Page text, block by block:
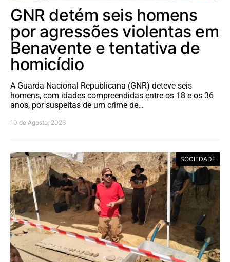
GNR detém seis homens
por agressões violentas em
Benavente e tentativa de
homicídio
A Guarda Nacional Republicana (GNR) deteve seis
homens, com idades compreendidas entre os 18 e os 36
anos, por suspeitas de um crime de…
10 de Agosto, 2026
SOCIEDADE